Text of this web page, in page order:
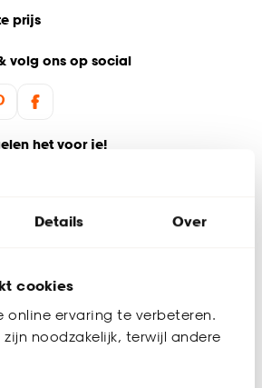
Details Over
cookies
online ervaring te verbeteren.
noodzakelijk, terwijl andere
prijs
volg ons op social
het voor je!
één of meerdere kleurstalen
welke gordijnstof jouw
zeker van de juiste keuze. De
2 à 3 werkdagen thuisbezorgd en
Afmeting staal Gordijn: 13 x 26